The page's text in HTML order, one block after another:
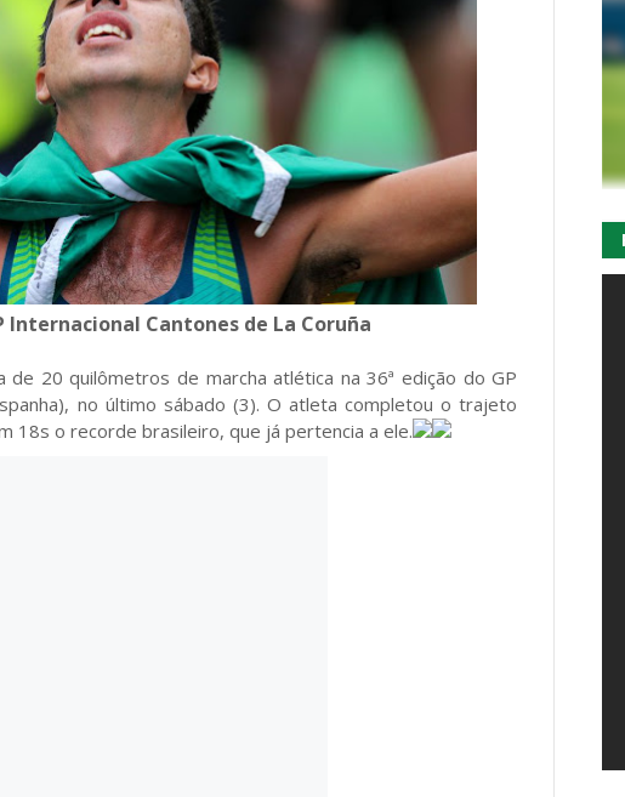
Internacional Cantones de La Coruña
20 quilômetros de marcha atlética na 36ª edição do GP
no último sábado (3). O atleta completou o trajeto
18s o recorde brasileiro, que já pertencia a ele.